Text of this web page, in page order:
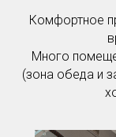
Комфортное
Много
(зона обеда и